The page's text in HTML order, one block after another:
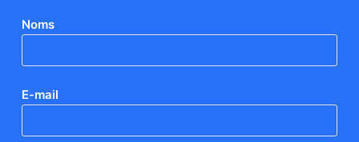
Noms
E-mail